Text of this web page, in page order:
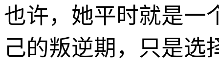
也许，她平时就是一
己的叛逆期，只是选